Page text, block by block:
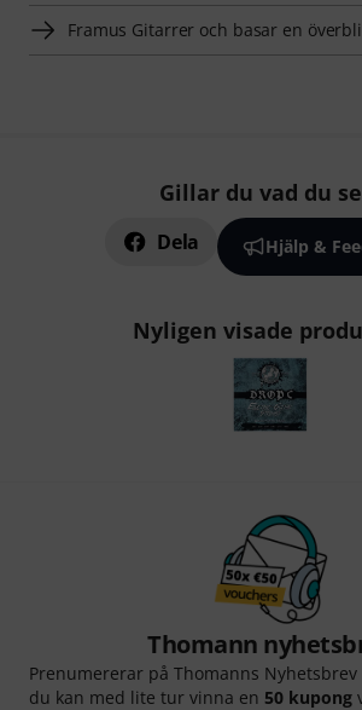
Framus Gitarrer och basar en
Gillar du vad du
Dela Hjälp &
Nyligen visade
Thomann
Prenumererar på Thomanns Nyhetsbrev
du kan med lite tur vinna en 50 kupong